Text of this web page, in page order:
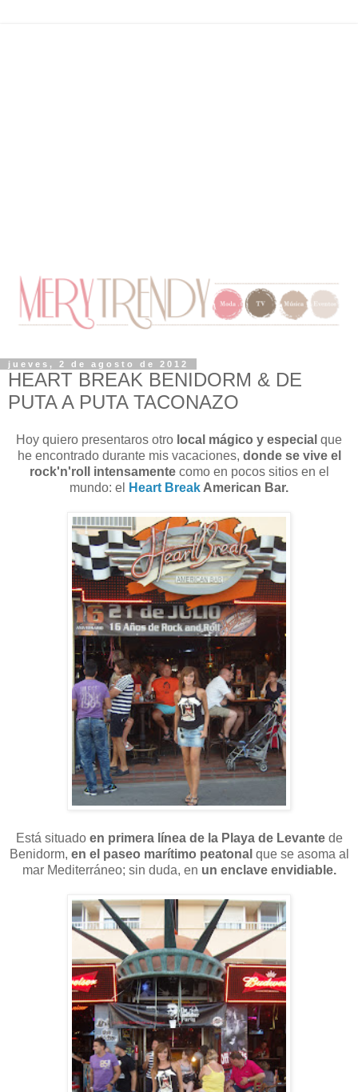
jueves, 2 de agosto de 2012
HEART BREAK BENIDORM & DE
PUTA A PUTA TACONAZO
Hoy quiero presentaros otro local mágico y especial que
he encontrado durante mis vacaciones, donde se vive el
rock'n'roll intensamentecomo en pocos sitios en el
mundo: el
Heart Break American Bar.
Está situado en primera línea de la Playa de Levantede
Benidorm, en el paseo marítimo peatonal que se asoma al
mar Mediterráneo; sin duda, en un enclave envidiable.